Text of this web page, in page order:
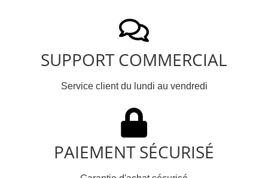
SUPPORT COMMERCIAL
Service client du lundi au vendredi
PAIEMENT SÉCURISÉ